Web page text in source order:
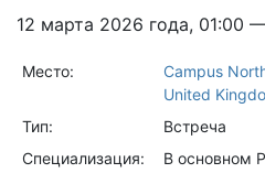
12 марта 2026 года, 01:00
Место:
Campus
United
Тип:
Встреча
Специализация:
В основном